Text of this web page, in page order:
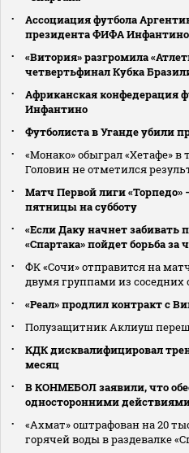
Ассоциация футбола
президента ФИФА Инфантино
«Витория» разгромила
четвертьфинал Кубка
Африканская конфедерация
Инфантино
Футболиста в Уганде убили
«Монако» обыграл «Хетафе»
Головин не отметился
Матч Первой лиги «Торпедо»
пятницы на субботу
«Если Даку начнет забивать
«Спартака» пойдет борьба
ФК «Сочи» отправится на
двумя группами из соседних
«Реал» продлил контракт с
Полузащитник Аклиуш
КДК дисквалифицировал
месяц
В КОНМЕБОЛ заявили, что
односторонними
«Ахмат» оштрафован на 20
горячей воды в раздевалке